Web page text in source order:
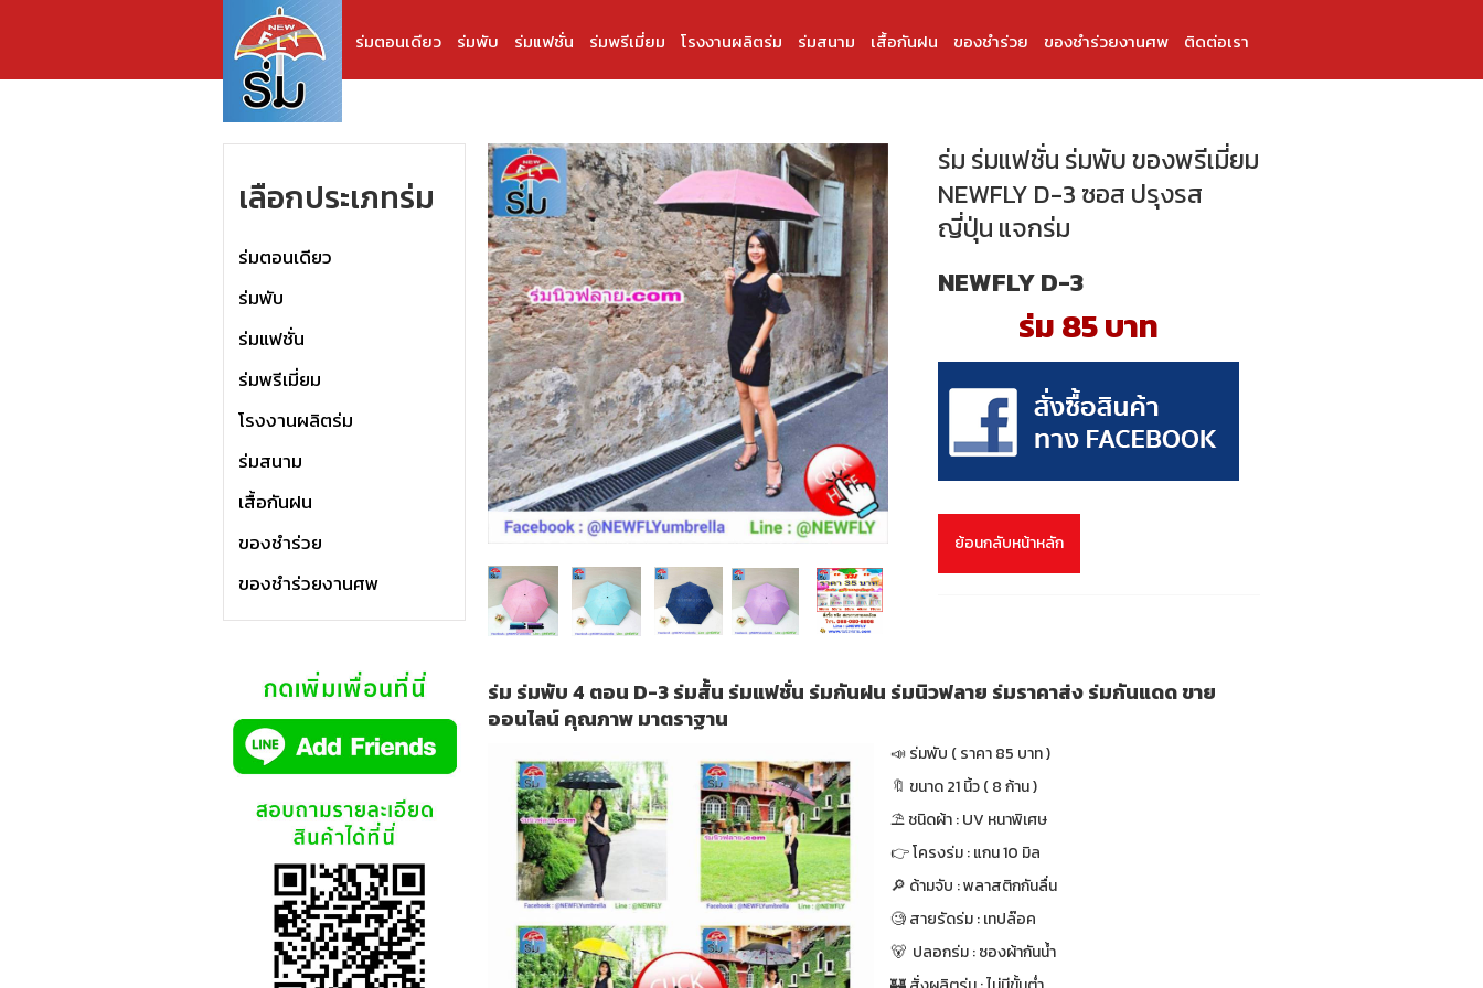
ร่มตอนเดียว ร่มพับ ร่มแฟชั่น ร่มพรีเมี่ยม โรงงานผลิตร่ม ร่มสนาม เสื้อกันฝน ของชำร่วย ของชำร่วยงานศพ ติดต่อเรา
เลือกประเภทร่ม
ร่มตอนเดียว
ร่มพับ
ร่มแฟชั่น
ร่มพรีเมี่ยม
โรงงานผลิตร่ม
ร่มสนาม
เสื้อกันฝน
ของชำร่วย
ของชำร่วยงานศพ
ร่ม ร่มแฟชั่น ร่มพับ ของพรีเมี่ยม
NEWFLY D-3 ซอส ปรุงรส
ญี่ปุ่น แจกร่ม
NEWFLY D-3
ร่ม 85 บาท
ย้อนกลับหน้าหลัก
ร่ม ร่มพับ 4 ตอน D-3 ร่มสั้น ร่มแฟชั่น ร่มกันฝน ร่มนิวฟลาย ร่มราคาส่ง ร่มกันแดด ขาย
ออนไลน์ คุณภาพ มาตราฐาน
📣 ร่มพับ ( ราคา 85 บาท )
🔖 ขนาด 21 นิ้ว ( 8 ก้าน )
⛱ ชนิดผ้า : UV หนาพิเศษ
👉 โครงร่ม : แกน 10 มิล
🔎 ด้ามจับ : พลาสติกกันลื่น
🧐 สายรัดร่ม : เทปล๊อค
🐻 ปลอกร่ม : ซองผ้ากันน้ำ